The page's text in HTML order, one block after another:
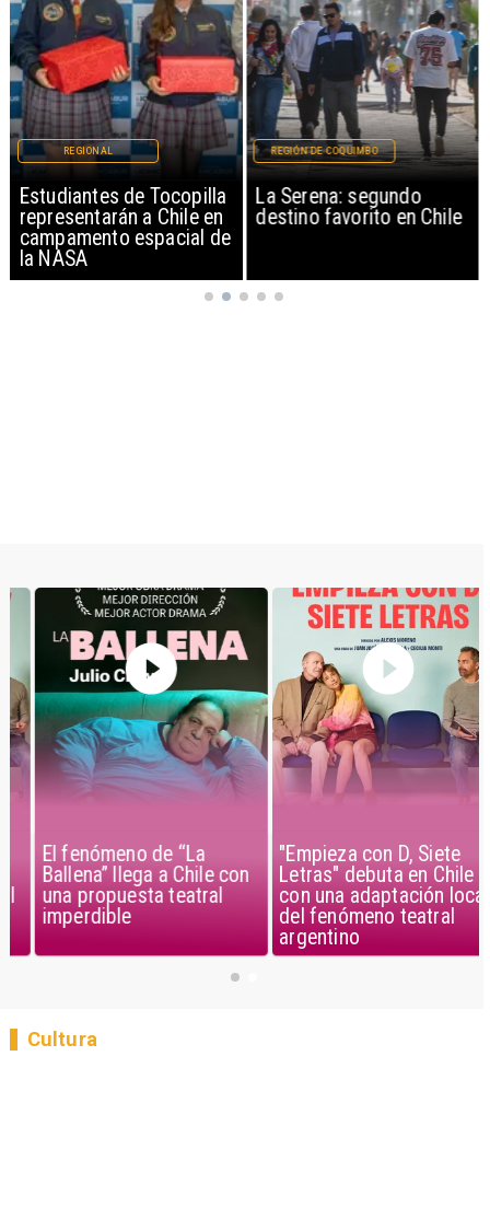
Estudiantes de Tocopilla
representarán a Chile en
campamento espacial de
la NASA
REGIONAL
La Serena: segundo
destino favorito en Chile
REGIÓN DE COQUIMBO
El fenómeno de “La
Ballena” llega a Chile con
una propuesta teatral
imperdible
"Empieza con D, Siete
Letras" debuta en Chile
con una adaptación local
del fenómeno teatral
argentino
Cultura